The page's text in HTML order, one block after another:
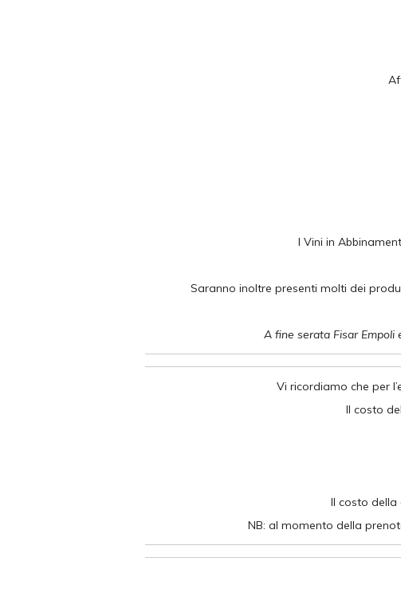
I Vini in
Saranno inoltre presenti molti dei
A fine serata Fisar
Vi ricordiamo che per
Il costo
Il costo della
NB: al momento della